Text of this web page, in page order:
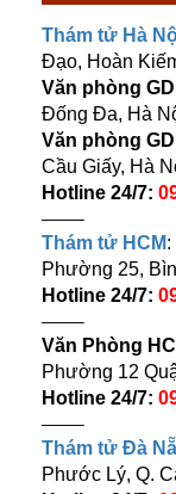
Thám tử Hà
Đạo, Hoàn
Văn phòng
Đống Đa, Hà
Văn phòng
Cầu Giấy, Hà
Hotline 24/7:
——–
Thám tử HCM:
Phường 25,
Hotline 24/7:
——–
Văn Phòng
Phường 12
Hotline 24/7:
——–
Thám tử Đà
Phước Lý, Q.